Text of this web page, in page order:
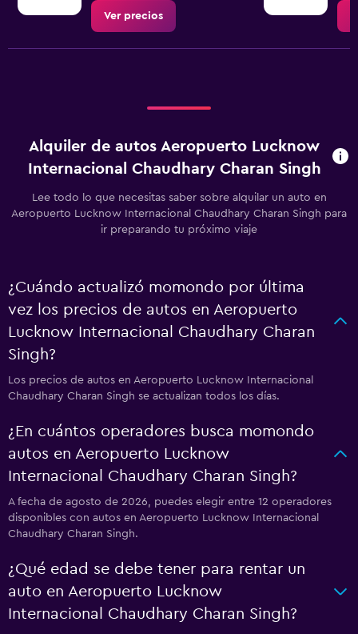
Ver precios
Alquiler de autos Aeropuerto Lucknow
Internacional Chaudhary Charan Singh
Lee todo lo que necesitas saber sobre alquilar un auto en
Aeropuerto Lucknow Internacional Chaudhary Charan Singh para
ir preparando tu próximo viaje
¿Cuándo actualizó momondo por última
vez los precios de autos en Aeropuerto
Lucknow Internacional Chaudhary Charan
Singh?
Los precios de autos en Aeropuerto Lucknow Internacional
Chaudhary Charan Singh se actualizan todos los días.
¿En cuántos operadores busca momondo
autos en Aeropuerto Lucknow
Internacional Chaudhary Charan Singh?
A fecha de agosto de 2026, puedes elegir entre 12 operadores
disponibles con autos en Aeropuerto Lucknow Internacional
Chaudhary Charan Singh.
¿Qué edad se debe tener para rentar un
auto en Aeropuerto Lucknow
Internacional Chaudhary Charan Singh?